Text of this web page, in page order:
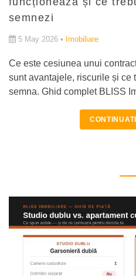
semnezi
5 May 2026 • Imobiliare
Ce este cesiunea unui
sunt avantajele, riscurile și ce
semna. Ghid complet BLISS